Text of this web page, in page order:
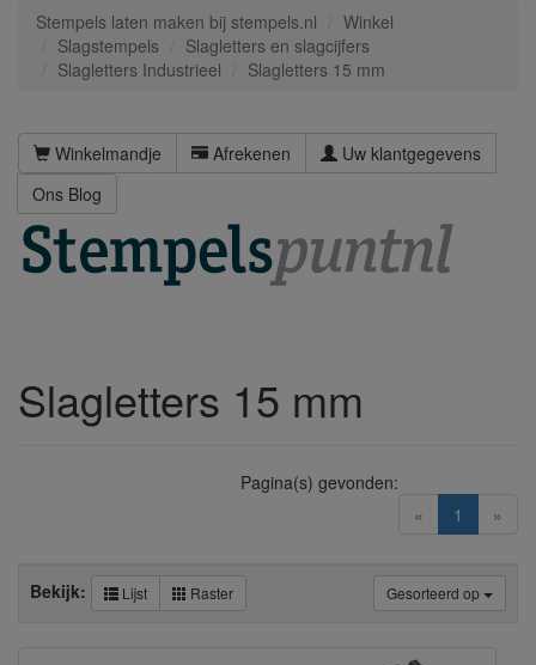
Stempels laten maken bij stempels.nl
Winkel
Slagstempels
Slagletters en slagcijfers
Slagletters Industrieel
Slagletters 15 mm
Winkelmandje Afrekenen
Uw klantgegevens
Ons Blog
Slagletters 15 mm
« 1 (current)
»
Pagina(s) gevonden:
Gesorteerd op
Bekijk: Lijst Raster